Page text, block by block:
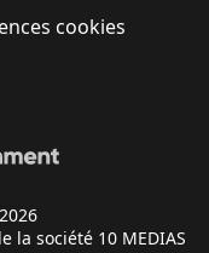
cookies
la société 10 MEDIAS